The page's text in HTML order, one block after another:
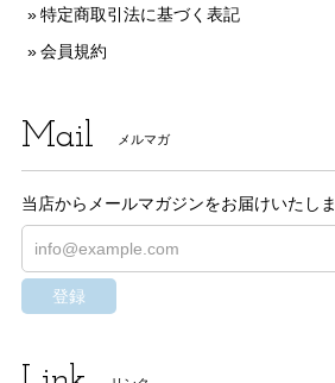
特定商取引法に基づく表記
会員規約
Mail メルマガ
当店からメールマガジンをお届けいたしま
登録